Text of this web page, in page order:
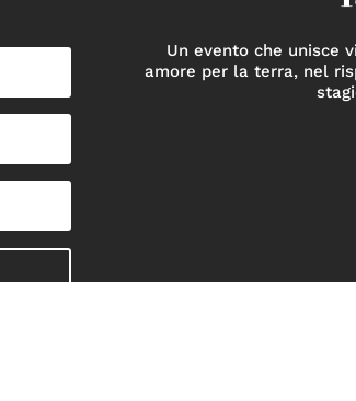
Un evento che unisce
amore per la terra, nel